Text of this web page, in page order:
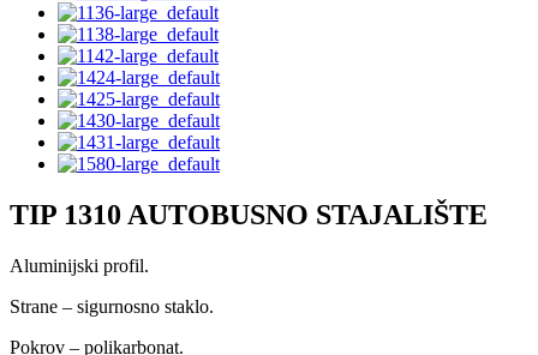
TIP 1310 AUTOBUSNO STAJALIŠTE
Aluminijski profil.
Strane – sigurnosno staklo.
Pokrov – polikarbonat.